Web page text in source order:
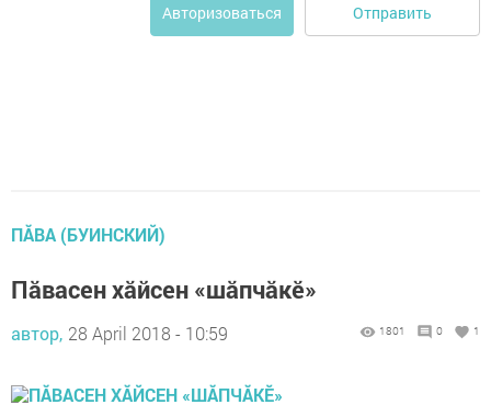
Авторизоваться Отправить
ПĂВА (БУИНСКИЙ)
Пăвасен хăйсен «шăпчăкӗ»
автор, 28 April 2018 - 10:59 1801 0 1